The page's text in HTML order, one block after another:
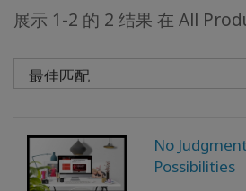
BUSINESS
ADV
SEARCH
看
主
题
展示 1-2 的 2 结果 在 All
No
Possibilities